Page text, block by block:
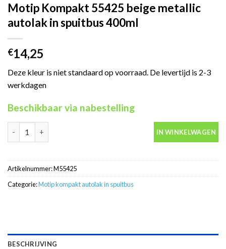
Motip Kompakt 55425 beige metallic
autolak in spuitbus 400ml
€14,25
Deze kleur is niet standaard op voorraad. De levertijd is 2-3
werkdagen
Beschikbaar via nabestelling
IN WINKELWAGEN
Artikelnummer:M55425
Categorie:Motip kompakt autolak in spuitbus
BESCHRIJVING